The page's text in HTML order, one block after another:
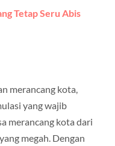
Tetap Seru Abis
merancang kota,
yang wajib
merancang kota dari
megah. Dengan